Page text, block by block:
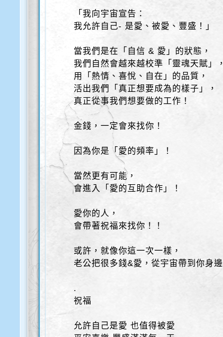
「我向宇宙宣告：
我允許自己- 是愛、被愛、豐盛！」
當我們是在「自信 & 愛」的狀態，
我們自然會越來越校準「靈魂天賦」
用「熱情、喜悅、自在」的品質，
活出我們「真正想要成為的樣子」，
真正從事我們想要做的工作！
金錢，一定會來找你！
因為你是「愛的頻率」！
當然更有可能，
會進入「愛的互助合作」！
愛你的人，
會帶著祝福來找你！！
或許，就像你這一次一樣，
老公把很多錢&愛，從宇宙帶到你身
.
祝福
允許自己是愛 也值得被愛